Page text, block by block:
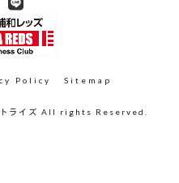
Policy Sitemap
ライズ All rights Reserved.